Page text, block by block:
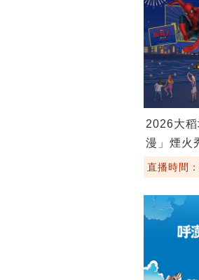
2026大
漫」煙火
直播時間